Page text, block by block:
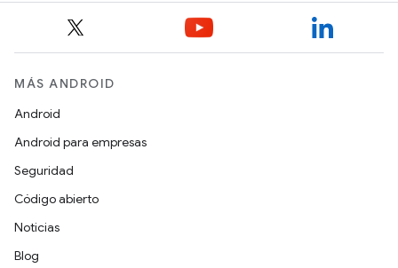
MÁS ANDROID
Android
Android para empresas
Seguridad
Código abierto
Noticias
Blog